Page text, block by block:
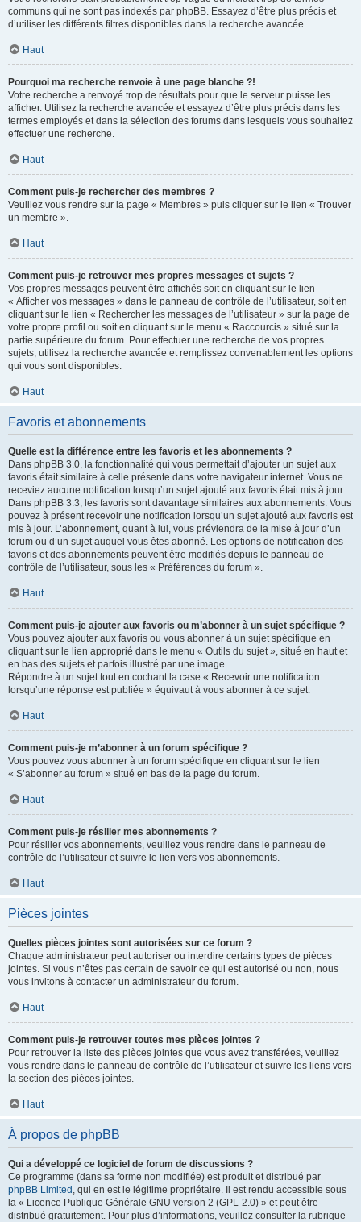
communs qui ne sont pas indexés par phpBB. Essayez d’être plus précis et
d’utiliser les différents filtres disponibles dans la recherche avancée.
Haut
Pourquoi ma recherche renvoie à une page blanche ?!
Votre recherche a renvoyé trop de résultats pour que le serveur puisse les
afficher. Utilisez la recherche avancée et essayez d’être plus précis dans les
termes employés et dans la sélection des forums dans lesquels vous souhaitez
effectuer une recherche.
Haut
Comment puis-je rechercher des membres ?
Veuillez vous rendre sur la page « Membres » puis cliquer sur le lien « Trouver
un membre ».
Haut
Comment puis-je retrouver mes propres messages et sujets ?
Vos propres messages peuvent être affichés soit en cliquant sur le lien
« Afficher vos messages » dans le panneau de contrôle de l’utilisateur, soit en
cliquant sur le lien « Rechercher les messages de l’utilisateur » sur la page de
votre propre profil ou soit en cliquant sur le menu « Raccourcis » situé sur la
partie supérieure du forum. Pour effectuer une recherche de vos propres
sujets, utilisez la recherche avancée et remplissez convenablement les options
qui vous sont disponibles.
Haut
Favoris et abonnements
Quelle est la différence entre les favoris et les abonnements ?
Dans phpBB 3.0, la fonctionnalité qui vous permettait d’ajouter un sujet aux
favoris était similaire à celle présente dans votre navigateur internet. Vous ne
receviez aucune notification lorsqu’un sujet ajouté aux favoris était mis à jour.
Dans phpBB 3.3, les favoris sont davantage similaires aux abonnements. Vous
pouvez à présent recevoir une notification lorsqu’un sujet ajouté aux favoris est
mis à jour. L’abonnement, quant à lui, vous préviendra de la mise à jour d’un
forum ou d’un sujet auquel vous êtes abonné. Les options de notification des
favoris et des abonnements peuvent être modifiés depuis le panneau de
contrôle de l’utilisateur, sous les « Préférences du forum ».
Haut
Comment puis-je ajouter aux favoris ou m’abonner à un sujet spécifique ?
Vous pouvez ajouter aux favoris ou vous abonner à un sujet spécifique en
cliquant sur le lien approprié dans le menu « Outils du sujet », situé en haut et
en bas des sujets et parfois illustré par une image.
Répondre à un sujet tout en cochant la case « Recevoir une notification
lorsqu’une réponse est publiée » équivaut à vous abonner à ce sujet.
Haut
Comment puis-je m’abonner à un forum spécifique ?
Vous pouvez vous abonner à un forum spécifique en cliquant sur le lien
« S’abonner au forum » situé en bas de la page du forum.
Haut
Comment puis-je résilier mes abonnements ?
Pour résilier vos abonnements, veuillez vous rendre dans le panneau de
contrôle de l’utilisateur et suivre le lien vers vos abonnements.
Haut
Pièces jointes
Quelles pièces jointes sont autorisées sur ce forum ?
Chaque administrateur peut autoriser ou interdire certains types de pièces
jointes. Si vous n’êtes pas certain de savoir ce qui est autorisé ou non, nous
vous invitons à contacter un administrateur du forum.
Haut
Comment puis-je retrouver toutes mes pièces jointes ?
Pour retrouver la liste des pièces jointes que vous avez transférées, veuillez
vous rendre dans le panneau de contrôle de l’utilisateur et suivre les liens vers
la section des pièces jointes.
Haut
À propos de phpBB
Qui a développé ce logiciel de forum de discussions ?
Ce programme (dans sa forme non modifiée) est produit et distribué par
phpBB Limited , qui en est le légitime propriétaire. Il est rendu accessible sous
la « Licence Publique Générale GNU version 2 (GPL-2.0) » et peut être
distribué gratuitement. Pour plus d’informations, veuillez consulter la rubrique